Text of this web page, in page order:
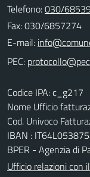
Telefono:030/
Fax: 030/6857274
E-mail:
PEC:
Codice IPA: c_g217
Nome Ufficio
Cod. Univoco
IBAN :
BPER - Agenzia di
Ufficio relazioni con